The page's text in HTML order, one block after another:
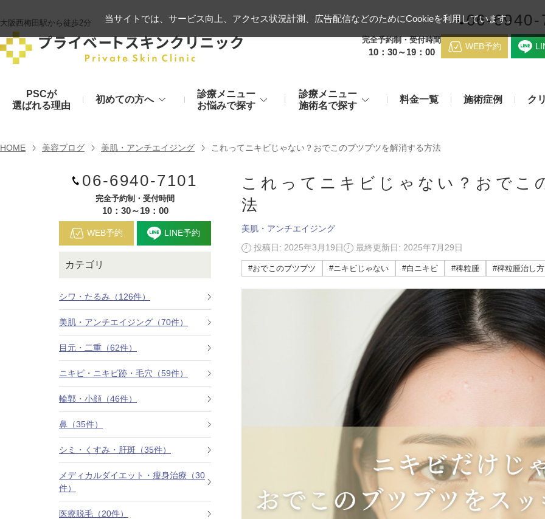
大阪西梅田駅から徒歩2分 06-6940-
完全予約制・受付時間
10：30～19：00
WEB予約
PSCが
選ばれる理由
初めての方へ
施術の流れ
初診時のお持物
お支払いについて
診療メニュー
お悩みで探す
顔のお悩み
シワ・たるみ
ヒアルロン酸やハイフ、糸リフトなど
目元・二重
埋没法から切開法まで
輪郭・小顔
切らない施術や顔に傷が残りにくい施術など
理想のフェイスラインに
肌のお悩み
美肌・アンチエイジング
医療の力で美肌へ
シミ・くすみ・肝斑
レーザーや光治療など豊富な施術で治療
ニキビ・ニキビ跡・毛穴
ニキビ跡・毛穴の悩みを改善
身体のお悩み
メディカルダイエット・痩身治
切らない施術もご用意
医療脱毛
医師による肌診断でマシンを使い分け
ヘアケア・育毛・薄毛治療
内服治療や頭皮注射など
豊胸・バスト
経験豊富な形成外科出身医師による丁寧な施術
女性器
デリケートなお悩みもお気軽にご相談ください
耳
ピアスの穴あけもお任せください
診療メニュー
施術名で探す
ヒアルロン酸リフト デンシティ
モフィウス8 マッサージピール（コラーゲンピール） テスリ
ボトックス注射（シワ）
スネコス注射 バッカルファット除去術（頬脂肪除去術） ショッ
スキンボトックス（マイクロボトックス） アップ
涙袋ヒアルロン酸注射 二重埋
切らない眼瞼下垂（埋没法）手術 下瞼脂
グラマラスライン形成（タレ目形成）
目尻切開法 下眼瞼たるみ取り 眉下切
上眼瞼たるみ取り 二重糸とり手術 眼瞼下
ヒアルロン酸注射（鼻） 切らない・糸だけでつくる美鼻整形！ 鼻プロ
小鼻縮小整形術（鼻翼縮小術） 耳介軟骨移植（鼻） 鼻尖形
料金一覧 施術症例 ク
医師紹介
オンライン診
アフターケア
よくあるご質問
HOME 美容ブログ 美肌・アンチエイジング これってニキビじゃない？おでこのブツブツを解消する方法
06-6940-7101
完全予約制・受付時間
10：30～19：00
WEB予約 LINE予約
カテゴリ
シワ・たるみ（126件）
美肌・アンチエイジング（70件）
目元・二重（62件）
ニキビ・ニキビ跡・毛穴（59件）
輪郭・小顔（46件）
鼻（35件）
シミ・くすみ・肝斑（35件）
メディカルダイエット・瘦身治療（30
件）
医療脱毛（20件）
これってニキビじゃない？おでこ
法
美肌・アンチエイジング
投稿日: 2025年3月19日
最終更新日: 2025年7月29日
#おでこのブツブツ #ニキビじゃない #白ニキビ #稗粒腫 #稗粒腫治し方
当サイトでは、サービス向上、アクセス状況計測、広告配信などのためにCookieを利用しています。